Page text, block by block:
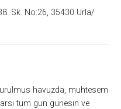
Sk. No:26, 35430 Urla/
havuzda, muhtesem
tum gun gunesin ve